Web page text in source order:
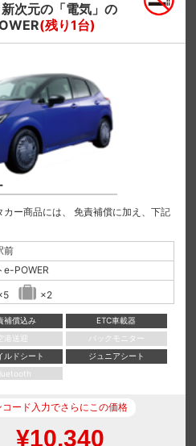
次元の「電気」の
(残り1台)
ー商品には、 免責補償に加え、下記
前
e-POWER
×2
補償込み
ETC車載器
港送迎
バックモニター
ルドシート
ジュニアシート
コード入力でさらにこの価格
¥10,340